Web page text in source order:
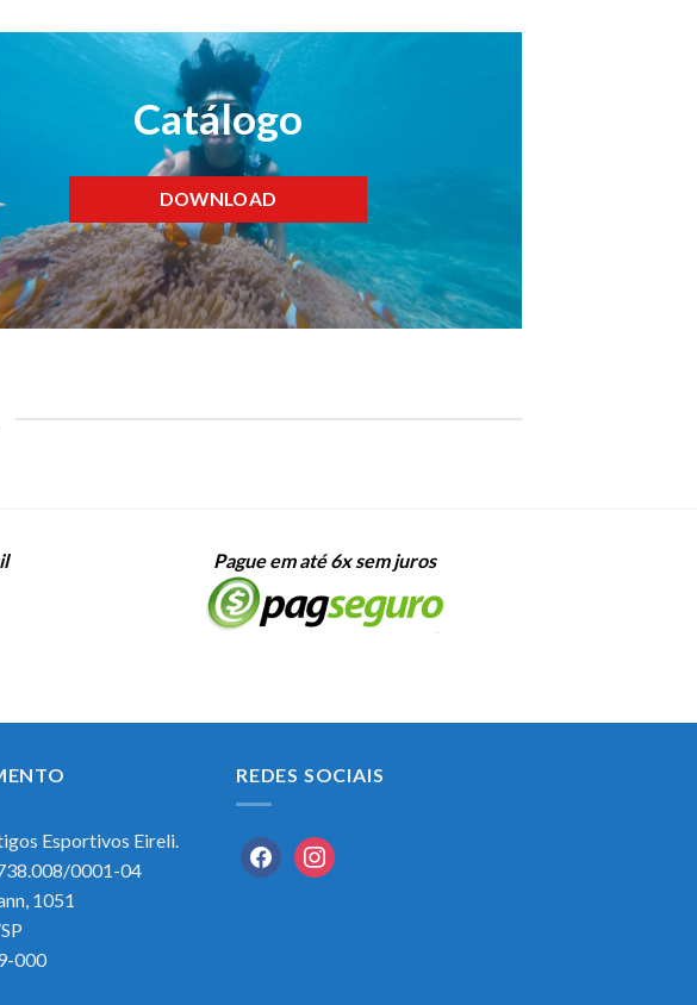
Catálogo
DOWNLOAD
Pague em até 6x sem juros
Esportivos Eireli.
0001-04
1051
000
REDES SOCIAIS
facebookinstagram